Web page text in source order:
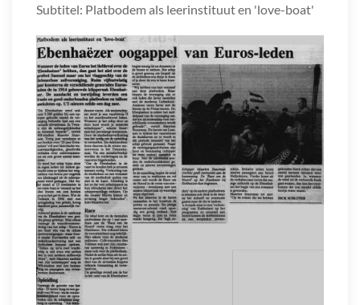
Subtitel: Platbodem als leerinstituut en 'love-boat'